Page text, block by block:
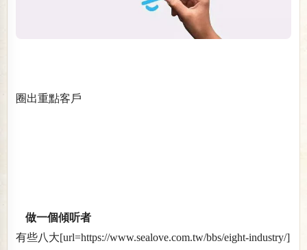
圈出重點客戶
做一個傾听者
有些八大[url=https://www.sealove.com.tw/bbs/eight-industry/]